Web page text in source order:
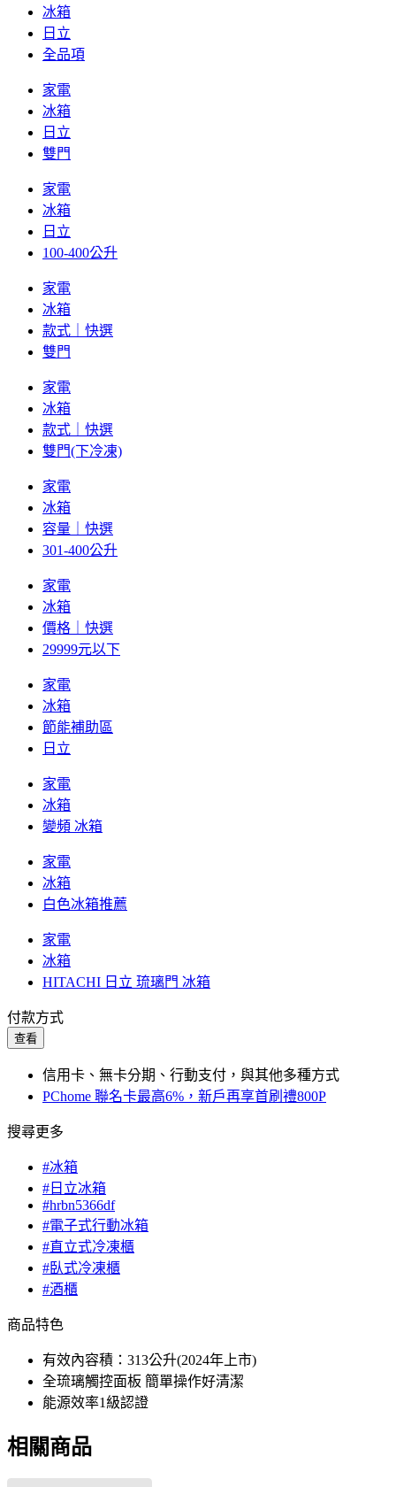
冰箱
日立
全品項
家電
冰箱
日立
雙門
家電
冰箱
日立
100-400公升
家電
冰箱
款式｜快選
雙門
家電
冰箱
款式｜快選
雙門(下冷凍)
家電
冰箱
容量｜快選
301-400公升
家電
冰箱
價格｜快選
29999元以下
家電
冰箱
節能補助區
日立
家電
冰箱
變頻 冰箱
家電
冰箱
白色冰箱推薦
家電
冰箱
HITACHI 日立 琉璃門 冰箱
付款方式
查看
信用卡、無卡分期、行動支付，與其他多種方式
PChome 聯名卡最高6%，新戶再享首刷禮800P
搜尋更多
#冰箱
#日立冰箱
#hrbn5366df
#電子式行動冰箱
#直立式冷凍櫃
#臥式冷凍櫃
#酒櫃
商品特色
有效內容積：313公升(2024年上市)
全琉璃觸控面板 簡單操作好清潔
能源效率1級認證
相關商品